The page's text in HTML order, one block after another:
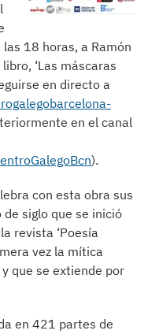
18 horas, a Ramón
‘Las máscaras
en directo a
en el canal
).
con esta obra sus
siglo que se inició
revista ‘Poesía
vez la mítica
y que se extiende por
en 421 partes de